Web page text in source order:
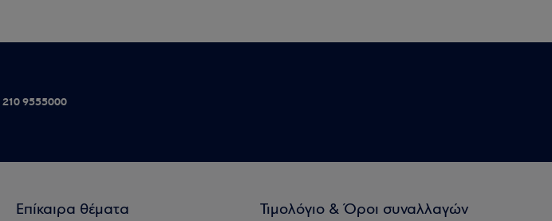
210 9555000
Επίκαιρα θέματα Τιμολόγιο & Όροι συναλλαγών